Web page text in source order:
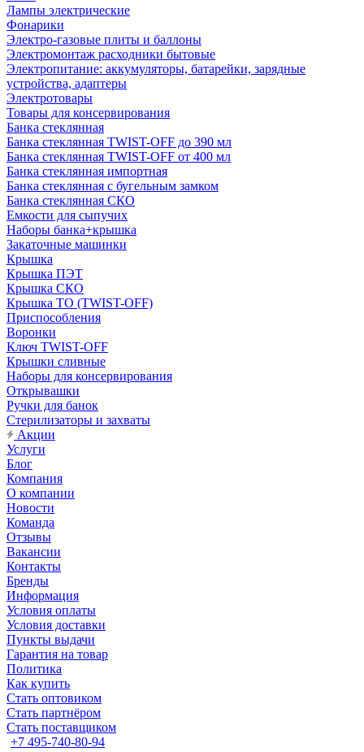
Лампы электрические
Фонарики
Электро-газовые плиты и баллоны
Электромонтаж расходники бытовые
Электропитание: аккумуляторы, батарейки, зарядные
устройства, адаптеры
Электротовары
Товары для консервирования
Банка стеклянная
Банка стеклянная TWIST-OFF до 390 мл
Банка стеклянная TWIST-OFF от 400 мл
Банка стеклянная импортная
Банка стеклянная с бугельным замком
Банка стеклянная СКО
Емкости для сыпучих
Наборы банка+крышка
Закаточные машинки
Крышка
Крышка ПЭТ
Крышка СКО
Крышка ТО (TWIST-OFF)
Приспособления
Воронки
Ключ TWIST-OFF
Крышки сливные
Наборы для консервирования
Открывашки
Ручки для банок
Стерилизаторы и захваты
Акции
Услуги
Блог
Компания
О компании
Новости
Команда
Отзывы
Вакансии
Контакты
Бренды
Информация
Условия оплаты
Условия доставки
Пункты выдачи
Гарантия на товар
Политика
Как купить
Стать оптовиком
Стать партнёром
Стать поставщиком
+7 495-740-80-94